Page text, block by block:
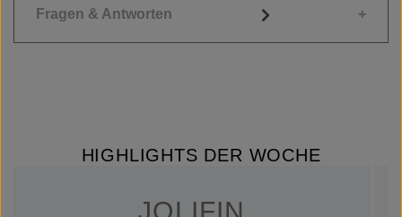
Fragen & Antworten
HIGHLIGHTS DER WOCHE
JOLIFIN